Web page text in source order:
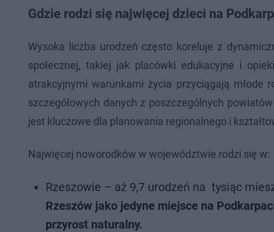
Gdzie rodzi się najwięcej dzieci na
Wysoka liczba urodzeń często koreluje z
społecznej, takiej jak placówki edukacyjne i
atrakcyjnymi warunkami życia przyciągają młode
szczegółowych danych z poszczególnych
jest kluczowe dla planowania regionalnego i
Najwięcej noworodków w województwie rodzi się w:
Rzeszowie – aż 9,7 urodzeń na tysiąc
Rzeszów jako jedyne miejsce na
przyrost naturalny.